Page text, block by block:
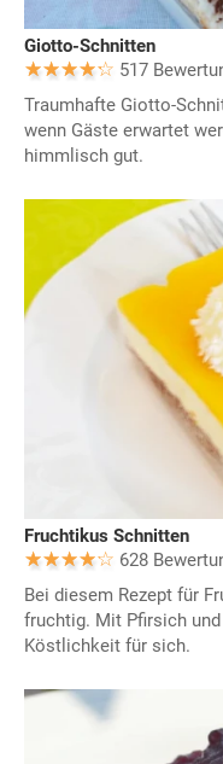
Giotto-Schnitten
517
Traumhafte Giotto-
wenn Gäste erwartet
himmlisch gut.
Fruchtikus Schnitten
628
Bei diesem Rezept für
fruchtig. Mit Pfirsich
Köstlichkeit für sich.